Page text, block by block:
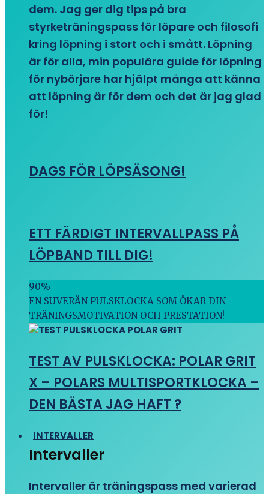
dem. Jag ger dig tips på bra
styrketräningspass för löpare och filosofi
kring löpning i stort och i smått. Löpning
är för alla, min populära guide för löpning
för nybörjare har hjälpt många att känna
att löpning är för dem och det är jag glad
för!
DAGS FÖR LÖPSÄSONG!
ETT FÄRDIGT INTERVALLPASS PÅ
LÖPBAND TILL DIG!
90%
EN SUVERÄN PULSKLOCKA SOM ÖKAR DIN
TRÄNINGSMOTIVATION OCH PRESTATION!
TEST AV PULSKLOCKA: POLAR GRIT
X – POLARS MULTISPORTKLOCKA –
DEN BÄSTA JAG HAFT ?
INTERVALLER
Intervaller
Intervaller är träningspass med varierad